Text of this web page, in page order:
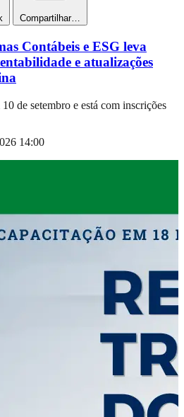
Compartilhar…
Contábeis e ESG leva
e atualizações
de setembro e está com inscrições
14:00